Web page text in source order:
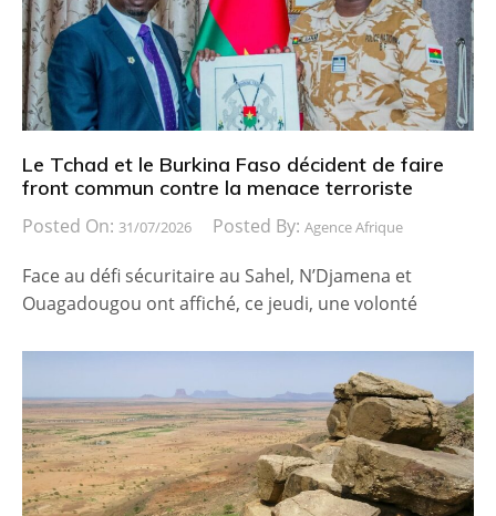
Le Tchad et le Burkina Faso décident de faire
front commun contre la menace terroriste
Posted On: 31/07/2026 Posted By: Agence Afrique
Face au défi sécuritaire au Sahel, N’Djamena et
Ouagadougou ont affiché, ce jeudi, une volonté